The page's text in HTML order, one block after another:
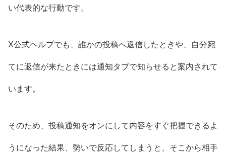
い代表的な行動です。
X公式ヘルプでも、誰かの投稿へ返信したときや、自分宛
てに返信が来たときには通知タブで知らせると案内されて
います。
そのため、投稿通知をオンにして内容をすぐ把握できるよ
うになった結果、勢いで反応してしまうと、そこから相手